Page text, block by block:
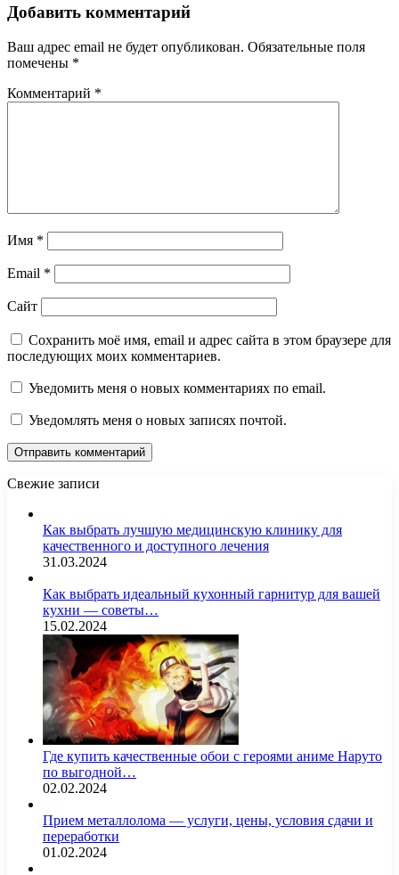
Добавить комментарий
Ваш адрес email не будет опубликован. Обязательные поля
помечены *
Комментарий *
Имя *
Email *
Сайт
Сохранить моё имя, email и адрес сайта в этом браузере для
последующих моих комментариев.
Уведомить меня о новых комментариях по email.
Уведомлять меня о новых записях почтой.
Свежие записи
Как выбрать лучшую медицинскую клинику для
качественного и доступного лечения
31.03.2024
Как выбрать идеальный кухонный гарнитур для вашей
кухни — советы…
15.02.2024
Где купить качественные обои с героями аниме Наруто
по выгодной…
02.02.2024
Прием металлолома — услуги, цены, условия сдачи и
переработки
01.02.2024